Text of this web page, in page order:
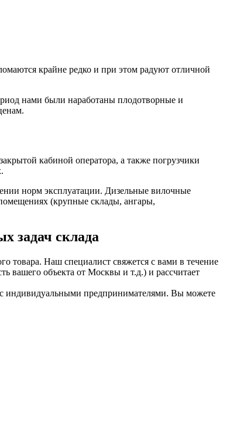
крайне редко и при этом радуют отличной
нами были наработаны плодотворные и
кабиной оператора, а также погрузчики
норм эксплуатации. Дизельные вилочные
(крупные склады, ангары,
задач склада
товара. Наш специалист свяжется с вами в течение
вашего объекта от Москвы и т.д.) и рассчитает
с индивидуальными предпринимателями. Вы можете